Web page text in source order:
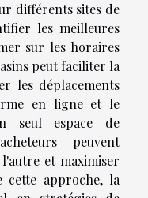
différents sites de
les meilleures
sur les horaires
peut faciliter la
les déplacements
en ligne et le
seul espace de
peuvent
et maximiser
cette approche, la